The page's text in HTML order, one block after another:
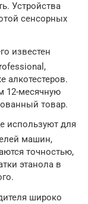
Устройства
сенсорных
известен
алкотестеров.
12-месячную
товар.
используют для
машин,
точностью,
этанола в
широко